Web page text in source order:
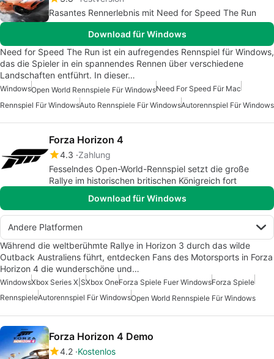
Rasantes Rennerlebnis mit Need for Speed The Run
Download für Windows
Need for Speed The Run ist ein aufregendes Rennspiel für Windows,
das die Spieler in ein spannendes Rennen über verschiedene
Landschaften entführt. In dieser…
WindowsOpen World Rennspiele Für WindowsNeed For Speed Für Mac
Rennspiel Für WindowsAuto Rennspiele Für WindowsAutorennspiel Für Windows
Forza Horizon 4
4.3 Zahlung
Fesselndes Open-World-Rennspiel setzt die große
Rallye im historischen britischen Königreich fort
Download für Windows
Andere Platformen
Während die weltberühmte Rallye in Horizon 3 durch das wilde
Outback Australiens führt, entdecken Fans des Motorsports in Forza
Horizon 4 die wunderschöne und…
WindowsXbox Series X|SXbox OneForza Spiele Fuer WindowsForza Spiele
RennspieleAutorennspiel Für WindowsOpen World Rennspiele Für Windows
Forza Horizon 4 Demo
4.2 Kostenlos